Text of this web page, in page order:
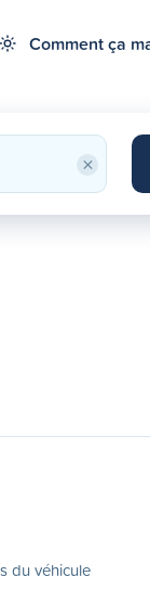
Comment ça
×
du véhicule